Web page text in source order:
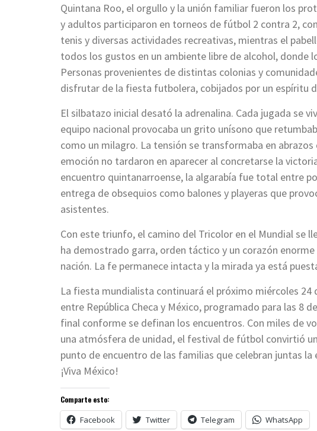
Quintana Roo, el orgullo y la unión familiar fueron los
y adultos participaron en torneos de fútbol 2 contra 2,
tenis y diversas actividades recreativas, mientras el
todos los gustos en un ambiente libre de alcohol, donde
Personas provenientes de distintas colonias y
disfrutar de la fiesta futbolera, cobijados por un espíritu
El silbatazo inicial desató la adrenalina. Cada jugada se
equipo nacional provocaba un grito unísono que
como un milagro. La tensión se transformaba en
emoción no tardaron en aparecer al concretarse la
encuentro quintanarroense, la algarabía fue total entre
entrega de obsequios como balones y playeras que
asistentes.
Con este triunfo, el camino del Tricolor en el Mundial se
ha demostrado garra, orden táctico y un corazón
nación. La fe permanece intacta y la mirada ya está
La fiesta mundialista continuará el próximo miércoles
entre República Checa y México, programado para las 8
final conforme se definan los encuentros. Con miles de
una atmósfera de unidad, el festival de fútbol convirtió
punto de encuentro de las familias que celebran juntas
¡Viva México!
Comparte esto:
Facebook Twitter Telegram WhatsApp